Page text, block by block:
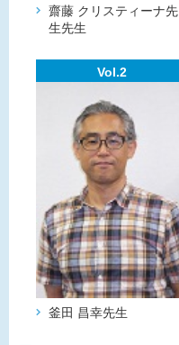
齋藤 クリスティーナ先
生先生
Vol.2
釜田 昌幸先生